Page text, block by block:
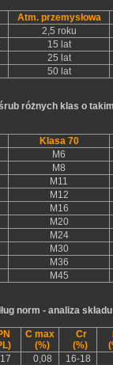
Atm. przemysłowa
2,5 roku
15 lat
25 lat
50 lat
różnych klas o
Klasa 70
M6
M8
M11
M12
M16
M20
M24
M30
M36
M45
norm - analiza
C max
(%)
Cr
(%)
0,08 16-18